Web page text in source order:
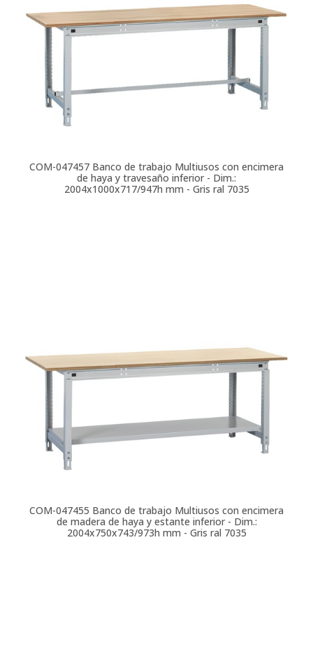
COM-047457 Banco de trabajo Multiusos con encimera
de haya y travesaño inferior - Dim.:
2004x1000x717/947h mm - Gris ral 7035
COM-047455 Banco de trabajo Multiusos con encimera
de madera de haya y estante inferior - Dim.:
2004x750x743/973h mm - Gris ral 7035